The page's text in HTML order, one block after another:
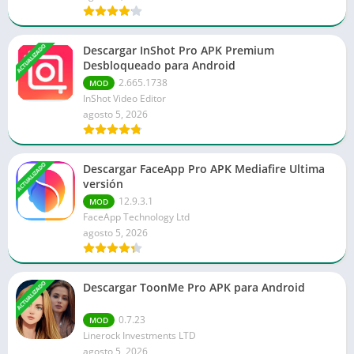
ACTUALIZADO
Descargar InShot Pro APK Premium
Desbloqueado para Android
MOD
2.665.1738
InShot Video Editor
agosto 5, 2026
ACTUALIZADO
Descargar FaceApp Pro APK Mediafire Ultima
versión
MOD
12.9.3.1
FaceApp Technology Ltd
agosto 5, 2026
ACTUALIZADO Descargar ToonMe Pro APK para Android
MOD
0.7.23
Linerock Investments LTD
agosto 5, 2026